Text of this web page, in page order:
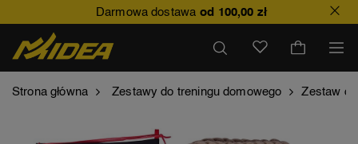
Darmowa dostawa od 100,00 zł
Strona główna Zestawy do treningu domowego Zestaw